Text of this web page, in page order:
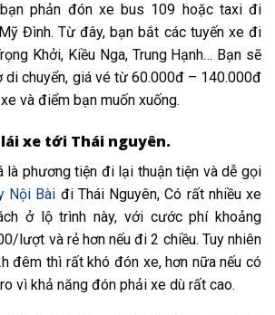
phản đón xe bus 109 hoặc taxi đi
Đình. Từ đây, bạn bắt các tuyến xe đi
Khởi, Kiều Nga, Trung Hạnh… Bạn sẽ
di chuyển, giá vé từ 60.000đ – 140.000đ
và điểm bạn muốn xuống.
xe tới Thái nguyên.
là phương tiện đi lại thuận tiện và dễ gọi
Nội Bài đi Thái Nguyên, Có rất nhiều xe
ở lộ trình này, với cước phí khoảng
lượt và rẻ hơn nếu đi 2 chiều. Tuy nhiên
đêm thì rất khó đón xe, hơn nữa nếu có
vì khả năng đón phải xe dù rất cao.